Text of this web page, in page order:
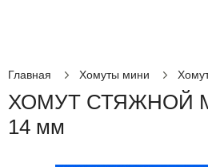
Главная Хомуты мини
ХОМУТ СТЯЖНОЙ
14 мм